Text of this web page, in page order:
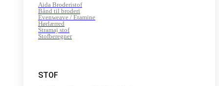
Aida Broderistof
Bånd til broderi
Evenweave / Etamine
Hørlærred
Stramaj stof
Stofberegner
STOF